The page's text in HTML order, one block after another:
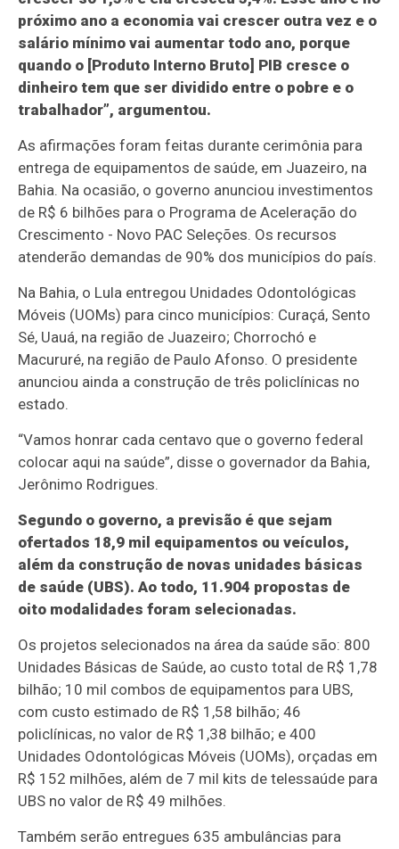
próximo ano a economia vai crescer outra vez e o
salário mínimo vai aumentar todo ano, porque
quando o [Produto Interno Bruto] PIB cresce o
dinheiro tem que ser dividido entre o pobre e o
trabalhador”, argumentou.
As afirmações foram feitas durante cerimônia para
entrega de equipamentos de saúde, em Juazeiro, na
Bahia. Na ocasião, o governo anunciou investimentos
de R$ 6 bilhões para o Programa de Aceleração do
Crescimento - Novo PAC Seleções. Os recursos
atenderão demandas de 90% dos municípios do país.
Na Bahia, o Lula entregou Unidades Odontológicas
Móveis (UOMs) para cinco municípios: Curaçá, Sento
Sé, Uauá, na região de Juazeiro; Chorrochó e
Macururé, na região de Paulo Afonso. O presidente
anunciou ainda a construção de três policlínicas no
estado.
“Vamos honrar cada centavo que o governo federal
colocar aqui na saúde”, disse o governador da Bahia,
Jerônimo Rodrigues.
Segundo o governo, a previsão é que sejam
ofertados 18,9 mil equipamentos ou veículos,
além da construção de novas unidades básicas
de saúde (UBS). Ao todo, 11.904 propostas de
oito modalidades foram selecionadas.
Os projetos selecionados na área da saúde são: 800
Unidades Básicas de Saúde, ao custo total de R$ 1,78
bilhão; 10 mil combos de equipamentos para UBS,
com custo estimado de R$ 1,58 bilhão; 46
policlínicas, no valor de R$ 1,38 bilhão; e 400
Unidades Odontológicas Móveis (UOMs), orçadas em
R$ 152 milhões, além de 7 mil kits de telessaúde para
UBS no valor de R$ 49 milhões.
Também serão entregues 635 ambulâncias para